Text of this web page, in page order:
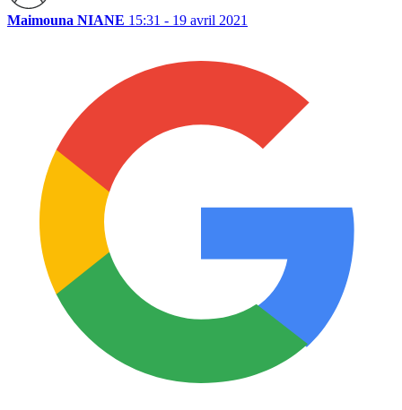
Maimouna NIANE 15:31 - 19 avril 2021